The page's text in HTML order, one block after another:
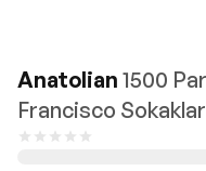
Anatolian 1500
Francisco